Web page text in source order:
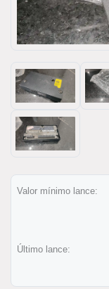
Valor mínimo lance:
Último lance: